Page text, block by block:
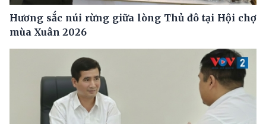
Hương sắc núi rừng giữa lòng Thủ đô tại Hội chợ
mùa Xuân 2026